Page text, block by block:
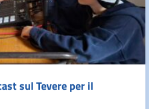
sul Tevere per il